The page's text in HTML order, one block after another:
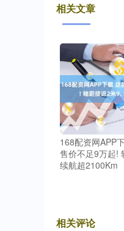
相关文章
168配资网APP
售价不足9万起!
续航超2100Km
相关评论